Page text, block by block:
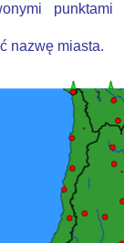
punktami
nazwę miasta.